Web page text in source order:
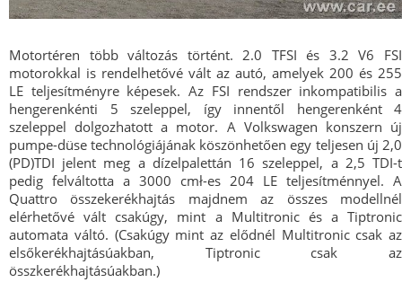
Motortéren több változás történt. 2.0 TFSI és 3.2 V6 FSI
motorokkal is rendelhetővé vált az autó, amelyek 200 és 255
LE teljesítményre képesek. Az FSI rendszer inkompatibilis a
hengerenkénti 5 szeleppel, így innentől hengerenként 4
szeleppel dolgozhatott a motor. A Volkswagen konszern új
pumpe-düse technológiájának köszönhetően egy teljesen új 2,0
(PD)TDI jelent meg a dízelpalettán 16 szeleppel, a 2,5 TDI-t
pedig felváltotta a 3000 cmł-es 204 LE teljesítménnyel. A
Quattro összekerékhajtás majdnem az összes modellnél
elérhetővé vált csakúgy, mint a Multitronic és a Tiptronic
automata váltó. (Csakúgy mint az elődnél Multitronic csak az
elsőkerékhajtásúakban, Tiptronic csak az
összkerékhajtásúakban.)